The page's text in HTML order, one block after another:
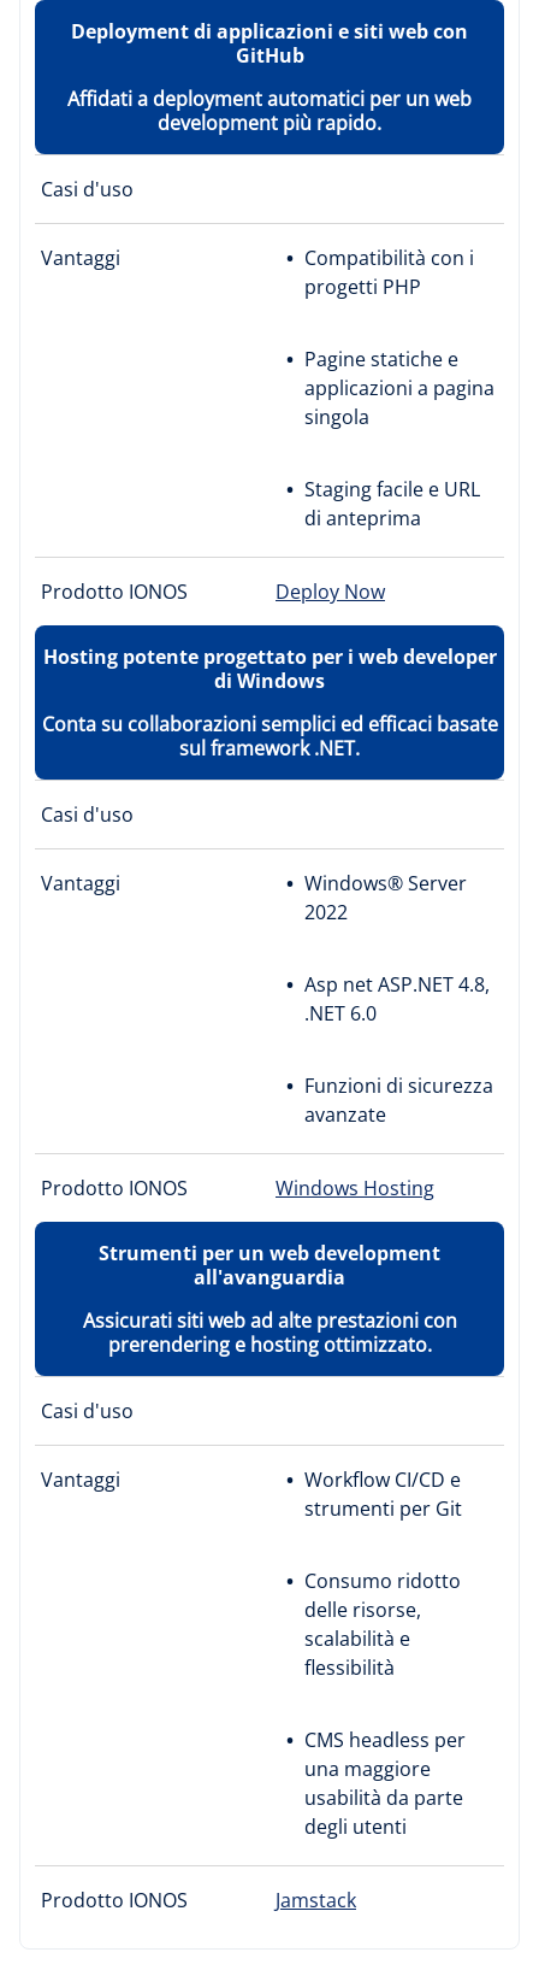
Deployment di applicazioni e siti web con
GitHub
Affidati a deployment automatici per un web
development più rapido.
Casi d'uso
Vantaggi
Compatibilità con i
progetti PHP
Pagine statiche e
applicazioni a pagina
singola
Staging facile e URL
di anteprima
Prodotto IONOS Deploy Now
Hosting potente progettato per i web developer
di Windows
Conta su collaborazioni semplici ed efficaci basate
sul framework .NET.
Casi d'uso
Vantaggi
Windows® Server
2022
Asp net ASP.NET 4.8,
.NET 6.0
Funzioni di sicurezza
avanzate
Prodotto IONOS Windows Hosting
Strumenti per un web development
all'avanguardia
Assicurati siti web ad alte prestazioni con
prerendering e hosting ottimizzato.
Casi d'uso
Vantaggi
Workflow CI/CD e
strumenti per Git
Consumo ridotto
delle risorse,
scalabilità e
flessibilità
CMS headless per
una maggiore
usabilità da parte
degli utenti
Prodotto IONOS Jamstack